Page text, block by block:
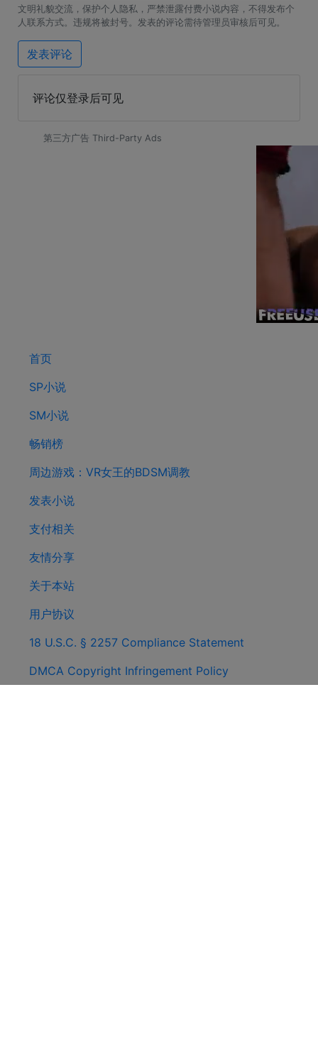
文明礼貌交流，保护个人隐私，严禁泄露付费小说内容，不得发布个
人联系方式。违规将被封号。发表的评论需待管理员审核后可见。
发表评论
评论仅登录后可见
第三方广告 Third-Party Ads
首页
SP小说
SM小说
畅销榜
周边游戏：VR女王的BDSM调教
发表小说
支付相关
友情分享
关于本站
用户协议
18 U.S.C. § 2257 Compliance Statement
DMCA Copyright Infringement Policy